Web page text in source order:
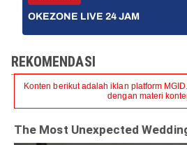
OKEZONE LIVE 24 JAM